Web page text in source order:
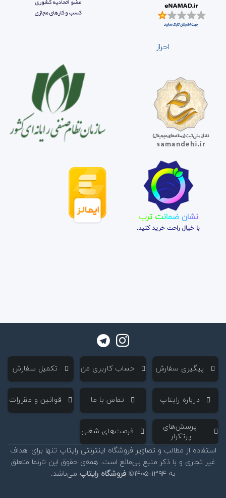
احراز
نشان ضمانت ترب
با خیال راحت خرید کنید.
‌ پیگیری سفارش ‌ حساب کاربری من ‌ تکمیل سفارش
‌ درباره رایتاپ ‌ تماس با ما ‌ قوانین و مقررات
‌ پرسش‌های
پرتکرار
‌ فرصت‌های شغلی
استفاده از مطالب و تصاویر فروشگاه اینترنتی رایتاپ تنها برای اهداف
غیر تجاری و با ذکر منبع بی‌مانع است. همه‌ی حقوق این تارنما متعلق
به ۱۳۹۴-۱۴۰۵©
فروشگاه رایتاپ می‌باشد.